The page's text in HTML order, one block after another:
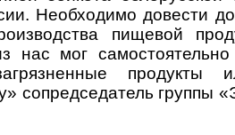
Необходимо довести
пищевой
нас мог самостоятельно
сопредседатель группы